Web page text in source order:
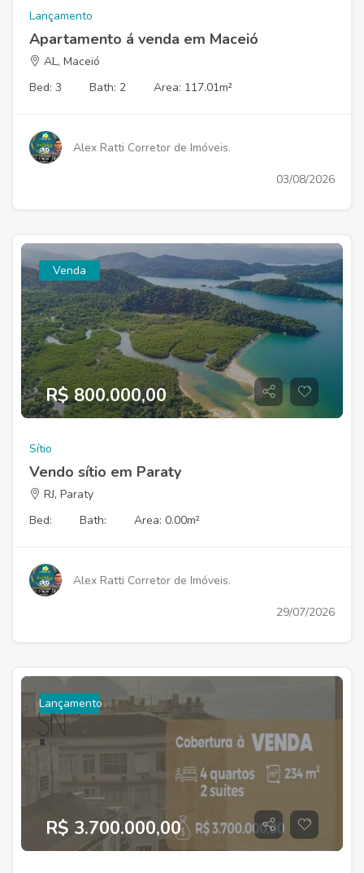
Lançamento
Apartamento á venda em Maceió
AL, Maceió
Bed: 3
Bath: 2 Area: 117.01m²
Alex Ratti Corretor de Imóveis.
03/08/2026
Venda
R$ 800.000,00
Sítio
Vendo sítio em Paraty
RJ, Paraty
Bed:
Bath: Area: 0.00m²
Alex Ratti Corretor de Imóveis.
29/07/2026
Lançamento
R$ 3.700.000,00